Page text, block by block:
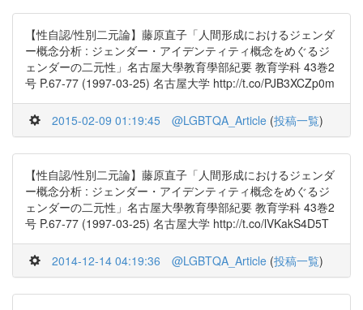
【性自認/性別二元論】藤原直子「人間形成におけるジェンダ
ー概念分析 : ジェンダー・アイデンティティ概念をめぐるジ
ェンダーの二元性」名古屋大學教育學部紀要 教育学科 43巻2
号 P.67-77 (1997-03-25) 名古屋大学 http://t.co/PJB3XCZp0m
2015-02-09 01:19:45 @LGBTQA_Article (投稿一覧)
【性自認/性別二元論】藤原直子「人間形成におけるジェンダ
ー概念分析 : ジェンダー・アイデンティティ概念をめぐるジ
ェンダーの二元性」名古屋大學教育學部紀要 教育学科 43巻2
号 P.67-77 (1997-03-25) 名古屋大学 http://t.co/lVKakS4D5T
2014-12-14 04:19:36 @LGBTQA_Article (投稿一覧)